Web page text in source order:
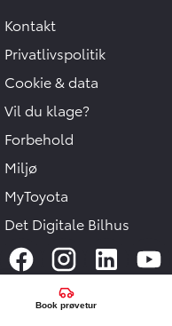
Book prøvetur
Kontakt
Privatlivspolitik
Cookie & data
Vil du klage?
Forbehold
Miljø
MyToyota
Det Digitale Bilhus